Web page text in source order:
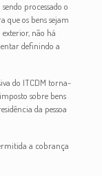
processado o
que os bens sejam
não há
definindo a
do ITCDM torna-
sobre bens
da pessoa
a cobrança